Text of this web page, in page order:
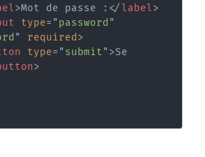
>Mot de passe : </label>
type= "password "
" required >
type= "submit">Se
>